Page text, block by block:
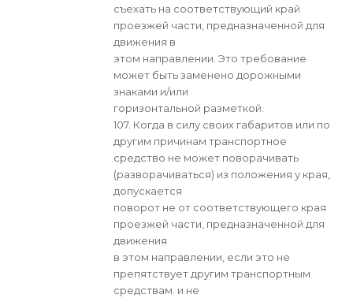
съехать на соответствующий край
проезжей части, предназначенной для
движения в
этом направлении. Это требование
может быть заменено дорожными
знаками и/или
горизонтальной разметкой.
107. Когда в силу своих габаритов или по
другим причинам транспортное
средство не может поворачивать
(разворачиваться) из положения у края,
допускается
поворот не от соответствующего края
проезжей части, предназначенной для
движения
в этом направлении, если это не
препятствует другим транспортным
средствам. и не